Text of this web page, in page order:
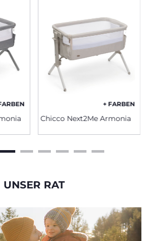
+ FARBEN
Chicco Next2Me Armonia
UNSER RAT